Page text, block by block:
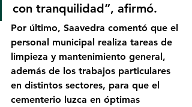
con tranquilidad”, afirmó.
Por último, Saavedra comentó que el
personal municipal realiza tareas de
limpieza y mantenimiento general,
además de los trabajos particulares
en distintos sectores, para que el
cementerio luzca en óptimas